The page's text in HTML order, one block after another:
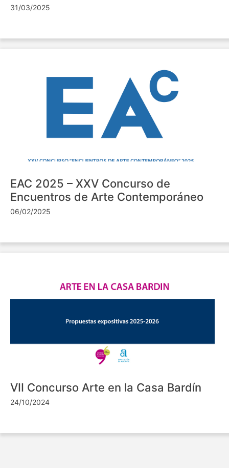
31/03/2025
EAC 2025 – XXV Concurso de
Encuentros de Arte Contemporáneo
06/02/2025
VII Concurso Arte en la Casa Bardín
24/10/2024